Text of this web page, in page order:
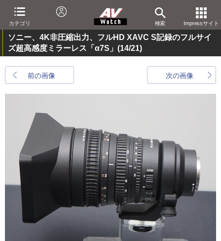
カテゴリ 検索 Impressサイト
ソニー、4K非圧縮出力、フルHD XAVC S記録のフルサイ
ズ超高感度ミラーレス「α7S」 (14/21)
前の画像 次の画像